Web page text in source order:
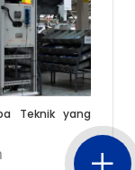
Teknik yang